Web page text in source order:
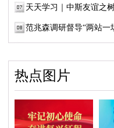
天天学习｜中斯友谊之
范兆森调研督导“两站一
热点图片